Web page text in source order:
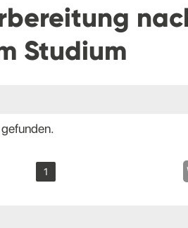
Studium
1